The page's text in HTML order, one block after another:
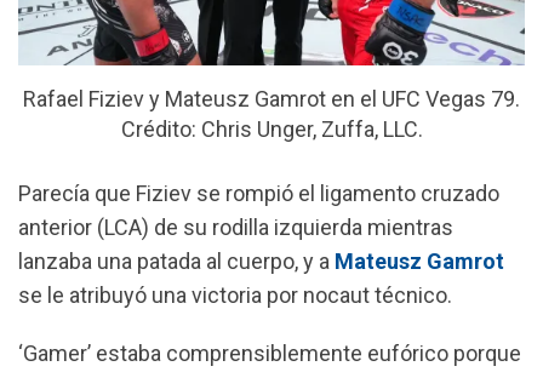
Rafael Fiziev y Mateusz Gamrot en el UFC Vegas 79.
Crédito: Chris Unger, Zuffa, LLC.
Parecía que Fiziev se rompió el ligamento cruzado
anterior (LCA) de su rodilla izquierda mientras
lanzaba una patada al cuerpo, y a Mateusz Gamrot
se le atribuyó una victoria por nocaut técnico.
‘Gamer’ estaba comprensiblemente eufórico porque